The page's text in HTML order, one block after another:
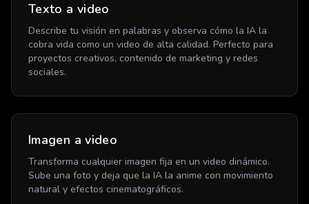
Texto a video
Describe tu visión en palabras y observa cómo la IA la
cobra vida como un video de alta calidad. Perfecto para
proyectos creativos, contenido de marketing y redes
sociales.
Imagen a video
Transforma cualquier imagen fija en un video dinámico.
Sube una foto y deja que la IA la anime con movimiento
natural y efectos cinematográficos.